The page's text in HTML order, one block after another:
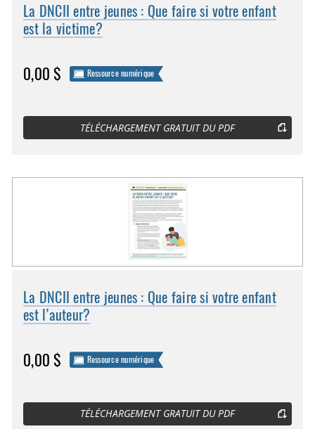
La DNCII entre jeunes : Que faire si votre enfant
est la victime?
0,00 $ Ressource numérique
TÉLÉCHARGEMENT GRATUIT DU PDF
La DNCII entre jeunes : Que faire si votre enfant
est l’auteur?
0,00 $ Ressource numérique
TÉLÉCHARGEMENT GRATUIT DU PDF